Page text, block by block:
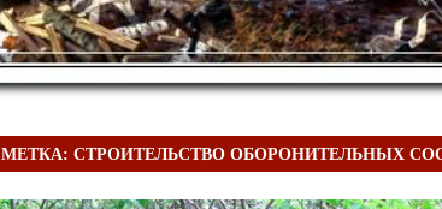
МЕТКА:СТРОИТЕЛЬСТВО ОБОРОНИТЕЛЬНЫХ